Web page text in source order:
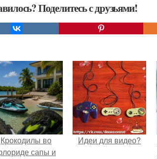
Поделитесь с друзьями!
Крокодилы во
сапы и
Идеи для видео?